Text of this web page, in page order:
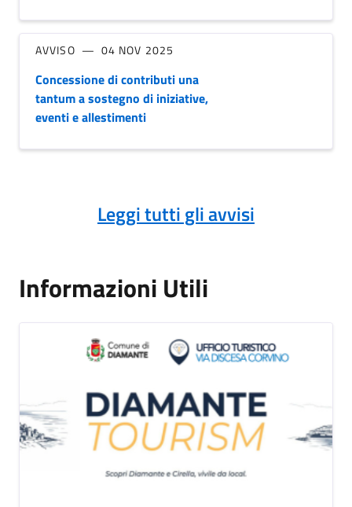
AVVISO 04 NOV 2025
Concessione di contributi una
tantum a sostegno di iniziative,
eventi e allestimenti
Leggi tutti gli avvisi
Informazioni Utili